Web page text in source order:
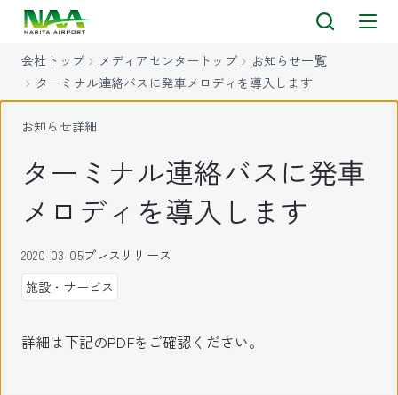
会社トップ メディアセンタートップ
お知らせ一覧
ターミナル連絡バスに発車メロディを導入します
お知らせ詳細
ターミナル連絡バスに発車
メロディを導入します
2020-03-05プレスリリース
施設・サービス
詳細は下記のPDFをご確認ください。